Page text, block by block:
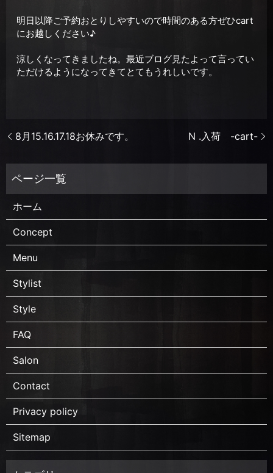
明日以降ご予約おとりしやすいので時間のある方ぜひcart
にお越しください♪
涼しくなってきましたね。最近ブログ見たよって言ってい
ただけるようになってきてとてもうれしいです。
8月15.16.17.18お休みです。 N .入荷 -cart-
ホーム
Concept
Menu
Stylist
Style
FAQ
Salon
Contact
Privacy policy
Sitemap